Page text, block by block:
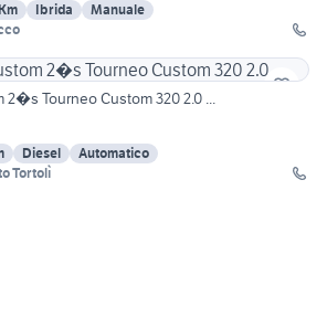
Ibrida
Manuale
2�s Tourneo Custom 320 2.0 ...
Diesel
Automatico
Tortolì